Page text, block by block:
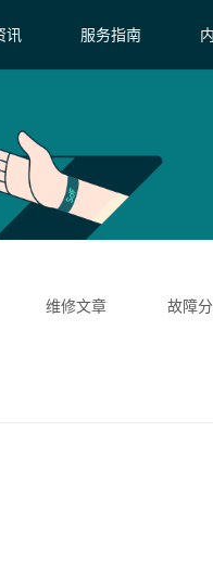
讯 服务指南
维修文章 故障